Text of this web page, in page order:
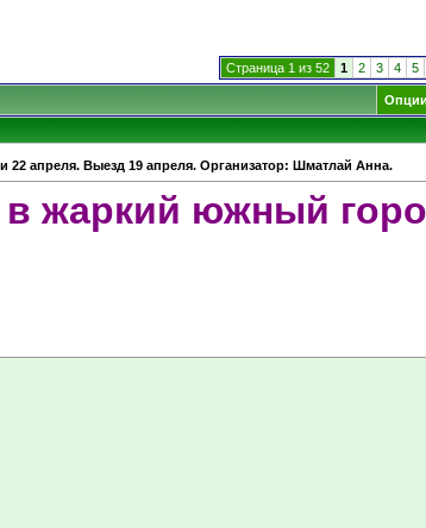
Страница 1 из 52 1 2 3 4 5
22 апреля. Выезд 19 апреля. Организатор: Шматлай Анна.
жаркий южный